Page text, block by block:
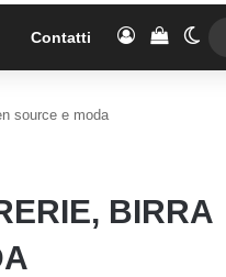
Contatti AccediVedi il
source e moda
BIRRA